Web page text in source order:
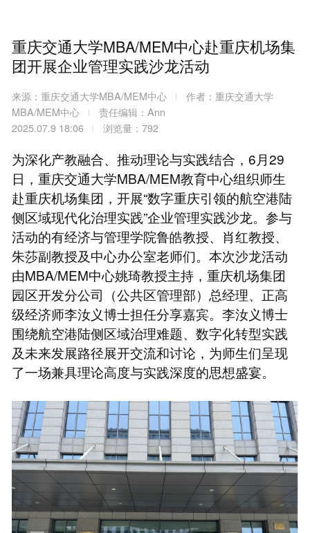
重庆交通大学MBA/MEM中心赴重庆机场集
团开展企业管理实践沙龙活动
来源：重庆交通大学MBA/MEM中心
作者：重庆交通大学
MBA/MEM中心
责任编辑：Ann
2025.07.9 18:06
浏览量：792
为深化产教融合、推动理论与实践结合，6月29
日，重庆交通大学MBA/MEM教育中心组织师生
赴重庆机场集团，开展“数字重庆引领的航空港陆
侧区域现代化治理实践”企业管理实践沙龙。参与
活动的有经济与管理学院鲁皓教授、肖红教授、
朱莎副教授及中心办公室老师们。本次沙龙活动
由MBA/MEM中心姚琦教授主持，重庆机场集团
园区开发分公司（公共区管理部）总经理、正高
级经济师李汝义博士担任分享嘉宾。李汝义博士
围绕航空港陆侧区域治理难题、数字化转型实践
及未来发展路径展开交流和讨论，为师生们呈现
了一场兼具理论高度与实践深度的思想盛宴。